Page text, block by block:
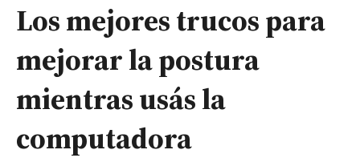
Los mejores trucos para
mejorar la postura
mientras usás la
computadora